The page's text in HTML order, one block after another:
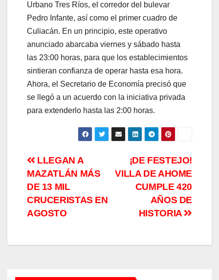
Urbano Tres Ríos, el corredor del bulevar
Pedro Infante, así como el primer cuadro de
Culiacán. En un principio, este operativo
anunciado abarcaba viernes y sábado hasta
las 23:00 horas, para que los establecimientos
sintieran confianza de operar hasta esa hora.
Ahora, el Secretario de Economía precisó que
se llegó a un acuerdo con la iniciativa privada
para extenderlo hasta las 2:00 horas.
Navegación
de
entradas
¡DE FESTEJO!
VILLA DE AHOME
CUMPLE 420
AÑOS DE
HISTORIA
LLEGAN A
MAZATLÁN MÁS
DE 13 MIL
CRUCERISTAS EN
AGOSTO